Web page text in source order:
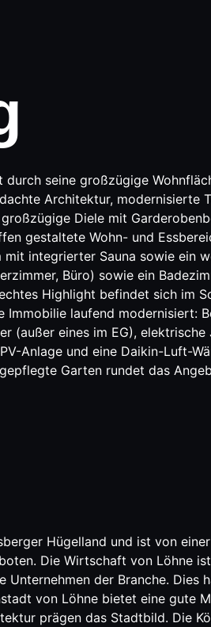
seine großzügige
Architektur, modernisierte
Diele mit
gestaltete Wohn- und
integrierter Sauna sowie ein
Büro) sowie ein
Highlight befindet sich im
laufend modernisiert:
eines im EG),
Anlage und eine Daikin-Luft-
Garten rundet das
Hügelland und ist von
Die Wirtschaft von Löhne
der Branche. Dies
von Löhne bietet eine gute
prägen das Stadtbild. Die